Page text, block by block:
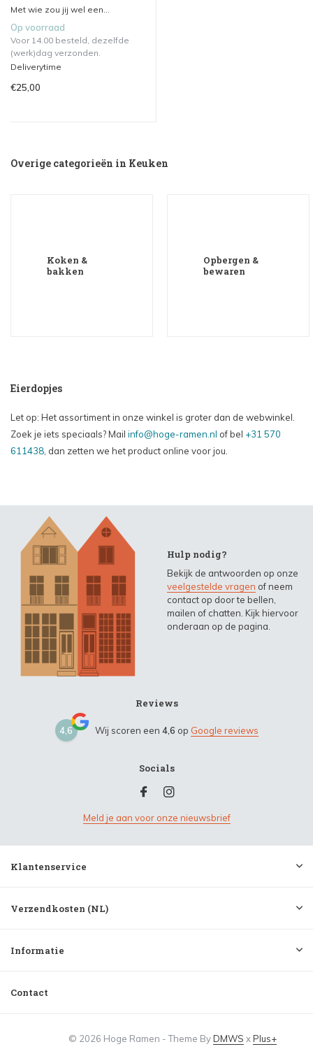
Met wie zou jij wel een...
Op voorraad
Voor 14.00 besteld, dezelfde
(werk)dag verzonden.
Deliverytime
€25,00
Overige categorieën in Keuken
Koken &
bakken
Opbergen &
bewaren
Eierdopjes
Let op: Het assortiment in onze winkel is groter dan de webwinkel.
Zoek je iets speciaals? Mail info@hoge-ramen.nl of bel +31 570
611438 , dan zetten we het product online voor jou.
Hulp nodig?
Bekijk de antwoorden op onze
veelgestelde vragen of neem
contact op door te bellen,
mailen of chatten. Kijk hiervoor
onderaan op de pagina.
Reviews
4,6 Wij scoren een 4,6 op Google reviews
Socials
Meld je aan voor onze nieuwsbrief
Klantenservice
Verzendkosten (NL)
Informatie
Contact
© 2026 Hoge Ramen - Theme ByDMWS xPlus+